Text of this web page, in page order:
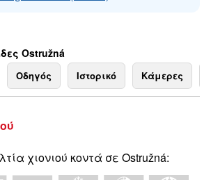
Ostružná
Οδηγός Ιστορικό Κάμερες
χιονιού κοντά σε Ostružná: